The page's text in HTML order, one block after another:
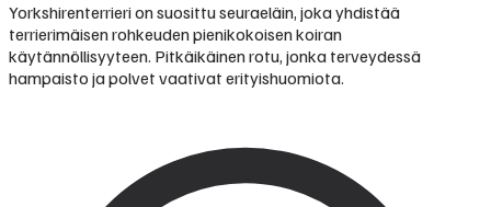
Yorkshirenterrieri on suosittu seuraeläin, joka yhdistää
terrierimäisen rohkeuden pienikokoisen koiran
käytännöllisyyteen. Pitkäikäinen rotu, jonka terveydessä
hampaisto ja polvet vaativat erityishuomiota.